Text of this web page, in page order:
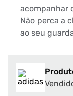
acompanhar
Não perca a
ao seu